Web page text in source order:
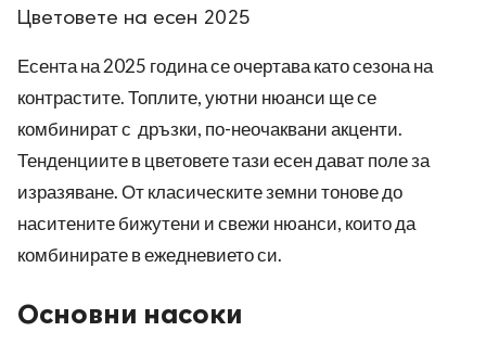
Цветовете на есен 2025
Есента на 2025 година се очертава като сезона на
контрастите. Топлите, уютни нюанси ще се
комбинират с дръзки, по-неочаквани акценти.
Тенденциите в цветовете тази есен дават поле за
изразяване. От класическите земни тонове до
наситените бижутени и свежи нюанси, които да
комбинирате в ежедневието си.
Основни насоки